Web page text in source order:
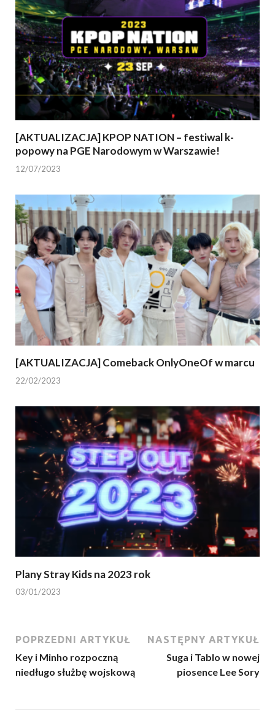
[AKTUALIZACJA] KPOP NATION – festiwal k-
popowy na PGE Narodowym w Warszawie!
12/07/2023
[AKTUALIZACJA] Comeback OnlyOneOf w marcu
22/02/2023
Plany Stray Kids na 2023 rok
03/01/2023
POPRZEDNI ARTYKUŁ
Key i Minho rozpoczną
niedługo służbę wojskową
NASTĘPNY ARTYKUŁ
Suga i Tablo w nowej
piosence Lee Sory